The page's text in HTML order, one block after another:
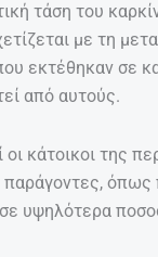
τάση του
με τη
εκτέθηκαν σε
από αυτούς.
κάτοικοι της
όπως
υψηλότερα